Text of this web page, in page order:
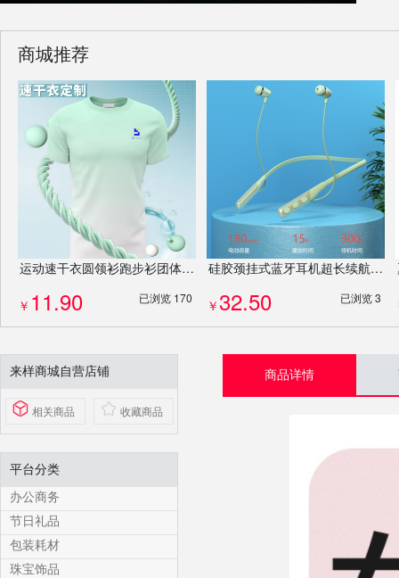
商城推荐
运动速干衣圆领衫跑步衫团体服团建服T恤马拉松服装衣服专业定制
￥ 11.90 已浏览 170
硅胶颈挂式蓝牙耳机超长续航挂脖式运动ENC降噪入耳式运动耳机
￥ 32.50 已浏览 3
来样商城自营店铺
相关商品 收藏商品
平台分类
办公商务
节日礼品
包装耗材
珠宝饰品
商品详情